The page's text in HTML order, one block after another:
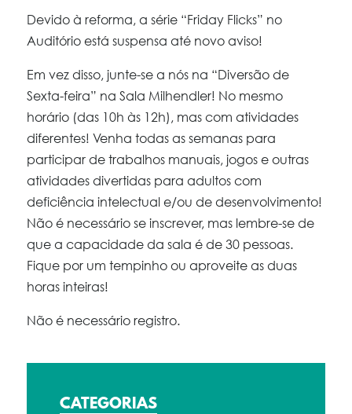
Devido à reforma, a série “Friday Flicks” no
Auditório está suspensa até novo aviso!
Em vez disso, junte-se a nós na “Diversão de
Sexta-feira” na Sala Milhendler! No mesmo
horário (das 10h às 12h), mas com atividades
diferentes! Venha todas as semanas para
participar de trabalhos manuais, jogos e outras
atividades divertidas para adultos com
deficiência intelectual e/ou de desenvolvimento!
Não é necessário se inscrever, mas lembre-se de
que a capacidade da sala é de 30 pessoas.
Fique por um tempinho ou aproveite as duas
horas inteiras!
Não é necessário registro.
CATEGORIAS